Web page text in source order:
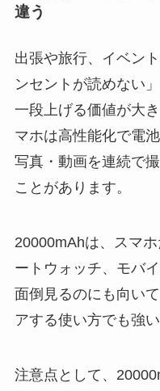
違う
出張や旅行、イベン
ンセントが読めない
一段上げる価値が大
マホは高性能化で電
写真・動画を連続で
ことがあります。
20000mAhは、スマ
ートウォッチ、モバ
面倒見るのにも向い
アする使い方でも強い
注意点として、